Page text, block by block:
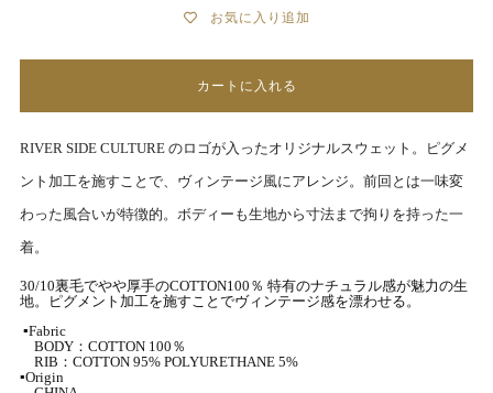
お気に入り追加
カートに入れる
RIVER SIDE CULTURE のロゴが入ったオリジナルスウェット。
ピグメ
ント加工を施すことで、ヴィンテージ風にアレンジ。 前回とは一味変
わった風合いが特徴的。 ボディーも生地から寸法まで拘りを持った一
着。
30/10裏毛でやや厚手のCOTTON100 ％ 特有のナチュラル感が魅力の生
地。
ピグメント加工を施すことでヴィンテージ感を漂わせる。
▪Fabric
BODY：COTTON 100％
RIB：COTTON 95% POLYURETHANE 5%
▪Origin